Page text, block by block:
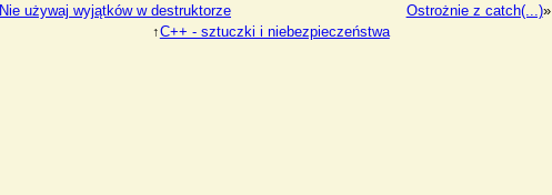
Nie używaj wyjątków w destruktorze Ostrożnie z catch(...)»
↑C++ - sztuczki i niebezpieczeństwa